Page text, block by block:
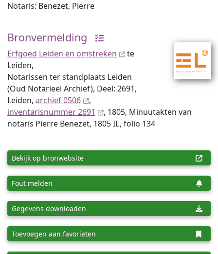
Notaris: Benezet, Pierre
Bronvermelding
Erfgoed Leiden en omstreken
te
Leiden,
Notarissen ter standplaats Leiden
(Oud Notarieel Archief), Deel: 2691,
Leiden, archief 0506
,
inventaris­num­mer 2691
, 1805, Minuutakten van
notaris Pierre Benezet, 1805 II., folio 134
Bekijk op bronwebsite
Fout melden
Gegevens downloaden
Toevoegen aan favorieten